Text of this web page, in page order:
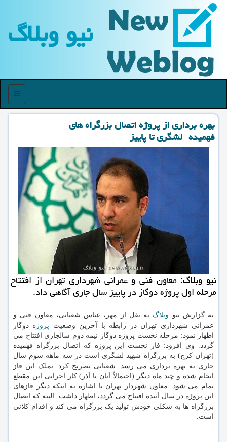
نیو وبلاگ
منو
بهره برداری از پروژه اتصال بزرگراه های
فهمیده_لشگری تا پاییز
نیو وبلاگ: معاون فنی و عمرانی شهرداری تهران از افتتاح
مرحله اول پروژه دوگاز در پاییز سال جاری آگاهی داد.
به گزارش نیو وبلاگ به نقل از مهر، عباس شعبانی، معاون فنی و
عمرانی شهرداری تهران در رابطه با آخرین وضعیت پروژه دوگاز
اظهار نمود: مرحله نخست پروژه دوگاز نیمه دوم سالجاری افتتاح می
گردد. وی افزود: فاز نخست این پروژه که اتصال بزرگراه فهمیده
(تهران-کرج) به بزرگراه شهید لشگری است در سه ماهه سوم سال
جاری به بهره برداری می رسد. شعبانی تصریح کرد: تملک این فاز
انجام شده و چند ماه دیگر (احتمالاً آبان یا آذر) کار اجرایی این مقطع
تمام می شود. معاون شهردار تهران با اشاره به اینکه دیگر فازهای
این پروژه در سال آینده افتتاح می گردد، اظهار داشت: البته که اتصال
بزرگراه ها به شکلی خودش تولید یک بزرگراه می کند و اقدام کلانی
است.